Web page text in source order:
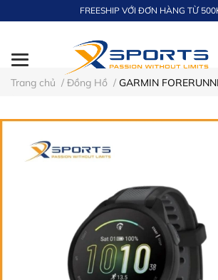
FREESHIP VỚI ĐƠN HÀNG TỪ
Trang chủ / Đồng Hồ / GARMIN